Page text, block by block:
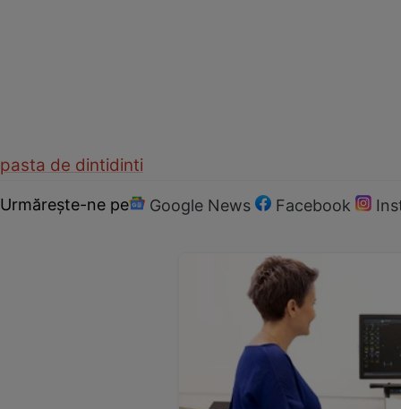
pasta de dintidinti
Urmărește-ne pe Google News Facebook